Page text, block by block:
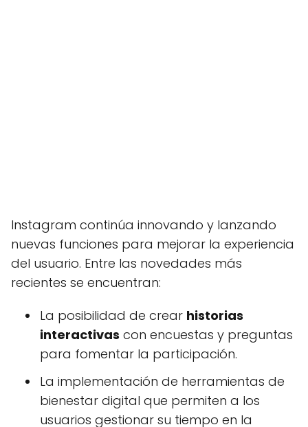
Instagram continúa innovando y lanzando
nuevas funciones para mejorar la experiencia
del usuario. Entre las novedades más
recientes se encuentran:
La posibilidad de crear historias
interactivas con encuestas y preguntas
para fomentar la participación.
La implementación de herramientas de
bienestar digital que permiten a los
usuarios gestionar su tiempo en la